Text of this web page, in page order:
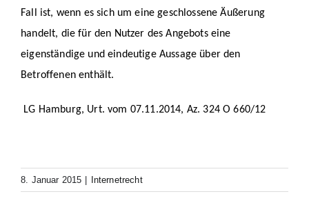
Fall ist, wenn es sich um eine geschlossene Äußerung
handelt, die für den Nutzer des Angebots eine
eigenständige und eindeutige Aussage über den
Betroffenen enthält.
LG Hamburg, Urt. vom 07.11.2014, Az. 324 O 660/12
8. Januar 2015 Internetrecht